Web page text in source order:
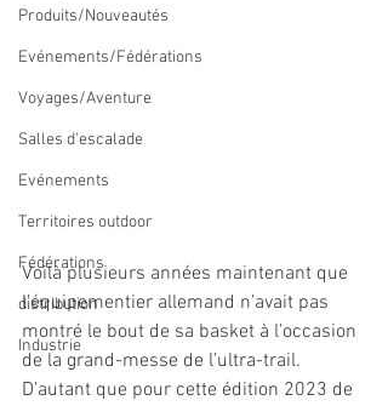
Produits/Nouveautés
Evénements/Fédérations
Voyages/Aventure
Salles d'escalade
Evénements
Territoires outdoor
Fédérations
distribution
Industrie
Voilà plusieurs années maintenant que
l’équipementier allemand n’avait pas
montré le bout de sa basket à l’occasion
de la grand-messe de l’ultra-trail.
D’autant que pour cette édition 2023 de